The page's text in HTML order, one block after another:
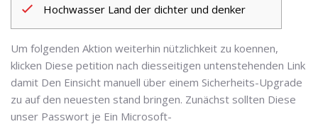
Hochwasser Land der dichter und denker
Um folgenden Aktion weiterhin nützlichkeit zu koennen,
klicken Diese petition nach diesseitigen untenstehenden Link
damit Den Einsicht manuell über einem Sicherheits-Upgrade
zu auf den neuesten stand bringen. Zunächst sollten Diese
unser Passwort je Ein Microsoft-